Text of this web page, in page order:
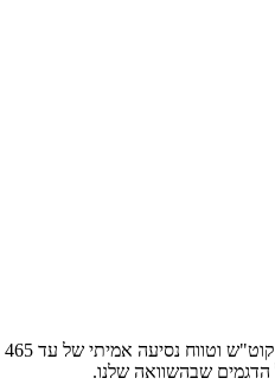
קוט"ש וטווח נסיעה אמיתי של עד 465